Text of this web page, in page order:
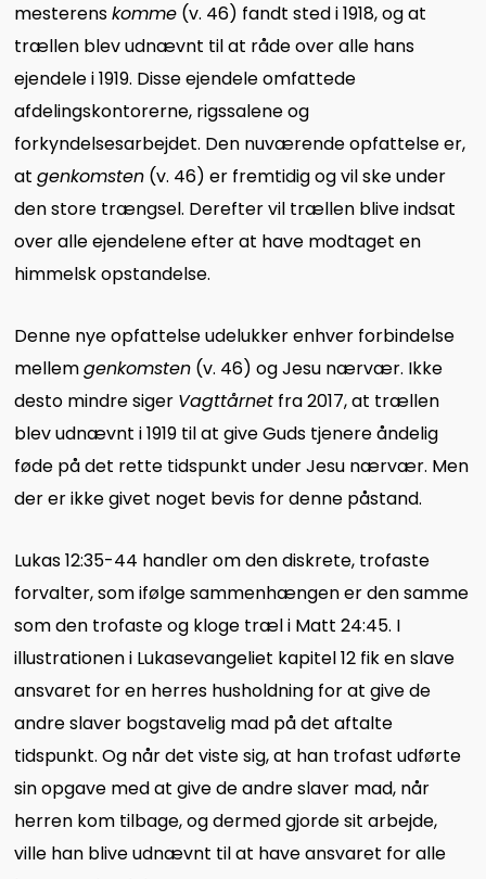
mesterenskomme (v. 46) fandt sted i 1918, og at
trællen blev udnævnt til at råde over alle hans
ejendele i 1919. Disse ejendele omfattede
afdelingskontorerne, rigssalene og
forkyndelsesarbejdet. Den nuværende opfattelse er,
atgenkomsten (v. 46) er fremtidig og vil ske under
den store trængsel. Derefter vil trællen blive indsat
over alle ejendelene efter at have modtaget en
himmelsk opstandelse.
Denne nye opfattelse udelukker enhver forbindelse
mellemgenkomsten (v. 46) og Jesu nærvær. Ikke
desto mindre siger Vagttårnet fra 2017, at trællen
blev udnævnt i 1919 til at give Guds tjenere åndelig
føde på det rette tidspunkt under Jesu nærvær. Men
der er ikke givet noget bevis for denne påstand.
Lukas 12:35-44 handler om den diskrete, trofaste
forvalter, som ifølge sammenhængen er den samme
som den trofaste og kloge træl i Matt 24:45. I
illustrationen i Lukasevangeliet kapitel 12 fik en slave
ansvaret for en herres husholdning for at give de
andre slaver bogstavelig mad på det aftalte
tidspunkt. Og når det viste sig, at han trofast udførte
sin opgave med at give de andre slaver mad, når
herren kom tilbage, og dermed gjorde sit arbejde,
ville han blive udnævnt til at have ansvaret for alle